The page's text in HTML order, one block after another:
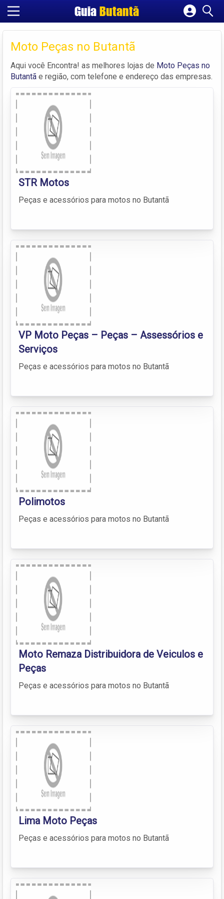
GuiaButantã
Cadastrar empresa
Fazer login
Criar conta
Moto Peças no Butantã
Aqui você Encontra! as melhores lojas de Moto Peças no
Butantã e região, com telefone e endereço das empresas.
STR Motos
Peças e acessórios para motos no Butantã
VP Moto Peças – Peças – Assessórios e
Serviços
Peças e acessórios para motos no Butantã
Polimotos
Peças e acessórios para motos no Butantã
Moto Remaza Distribuidora de Veiculos e
Peças
Peças e acessórios para motos no Butantã
Lima Moto Peças
Peças e acessórios para motos no Butantã